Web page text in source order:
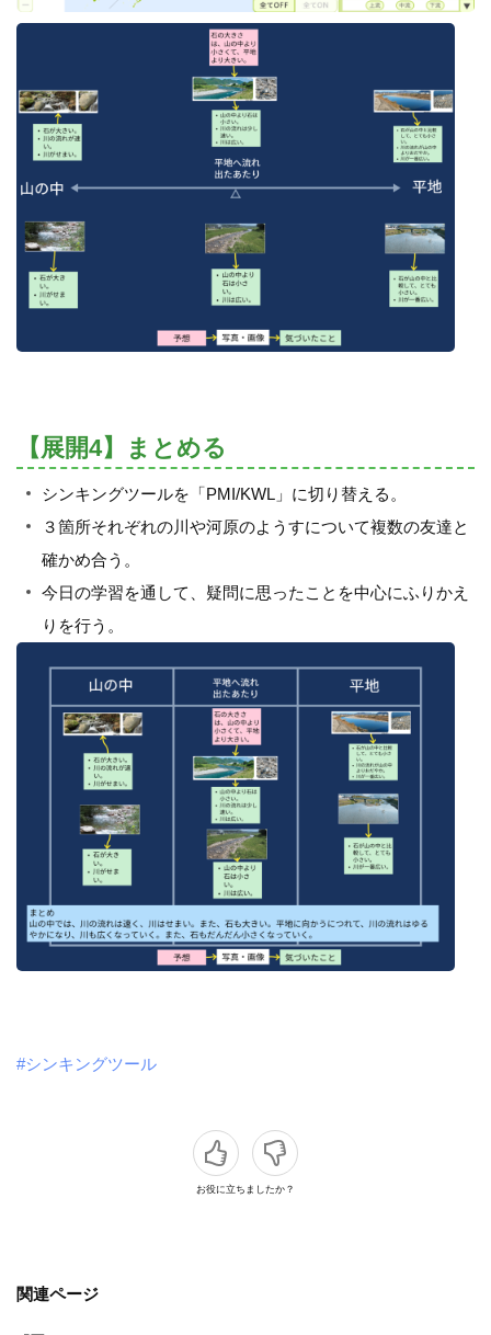
【展開4】まとめる
シンキングツールを「PMI/KWL」に切り替える。
３箇所それぞれの川や河原のようすについて複数の友達と
確かめ合う。
今日の学習を通して、疑問に思ったことを中心にふりかえ
りを行う。
#シンキングツール
お役に立ちましたか？
関連ページ